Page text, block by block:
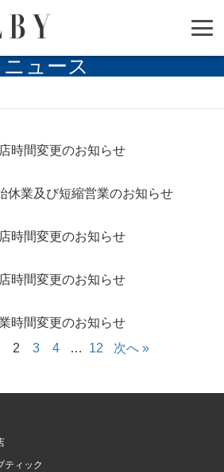
ニュース
時間変更のお知らせ
休業及び短縮営業のお知らせ
時間変更のお知らせ
時間変更のお知らせ
時間変更のお知らせ
2 3 4 … 12 次へ »
ティック